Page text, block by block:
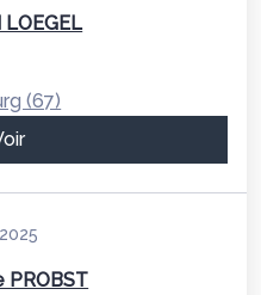
LOEGEL
(67)
PROBST